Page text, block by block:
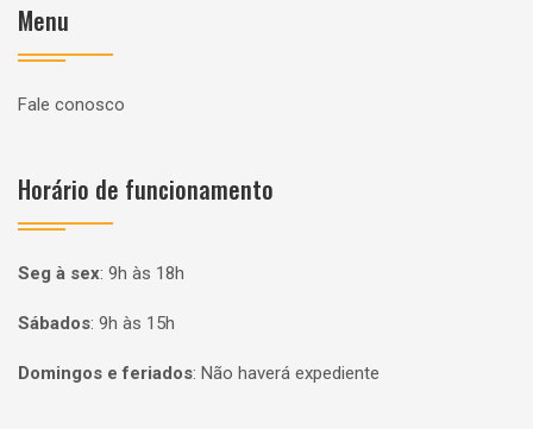
Menu
Fale conosco
Horário de funcionamento
Seg à sex: 9h às 18h
Sábados: 9h às 15h
Domingos e feriados: Não haverá expediente